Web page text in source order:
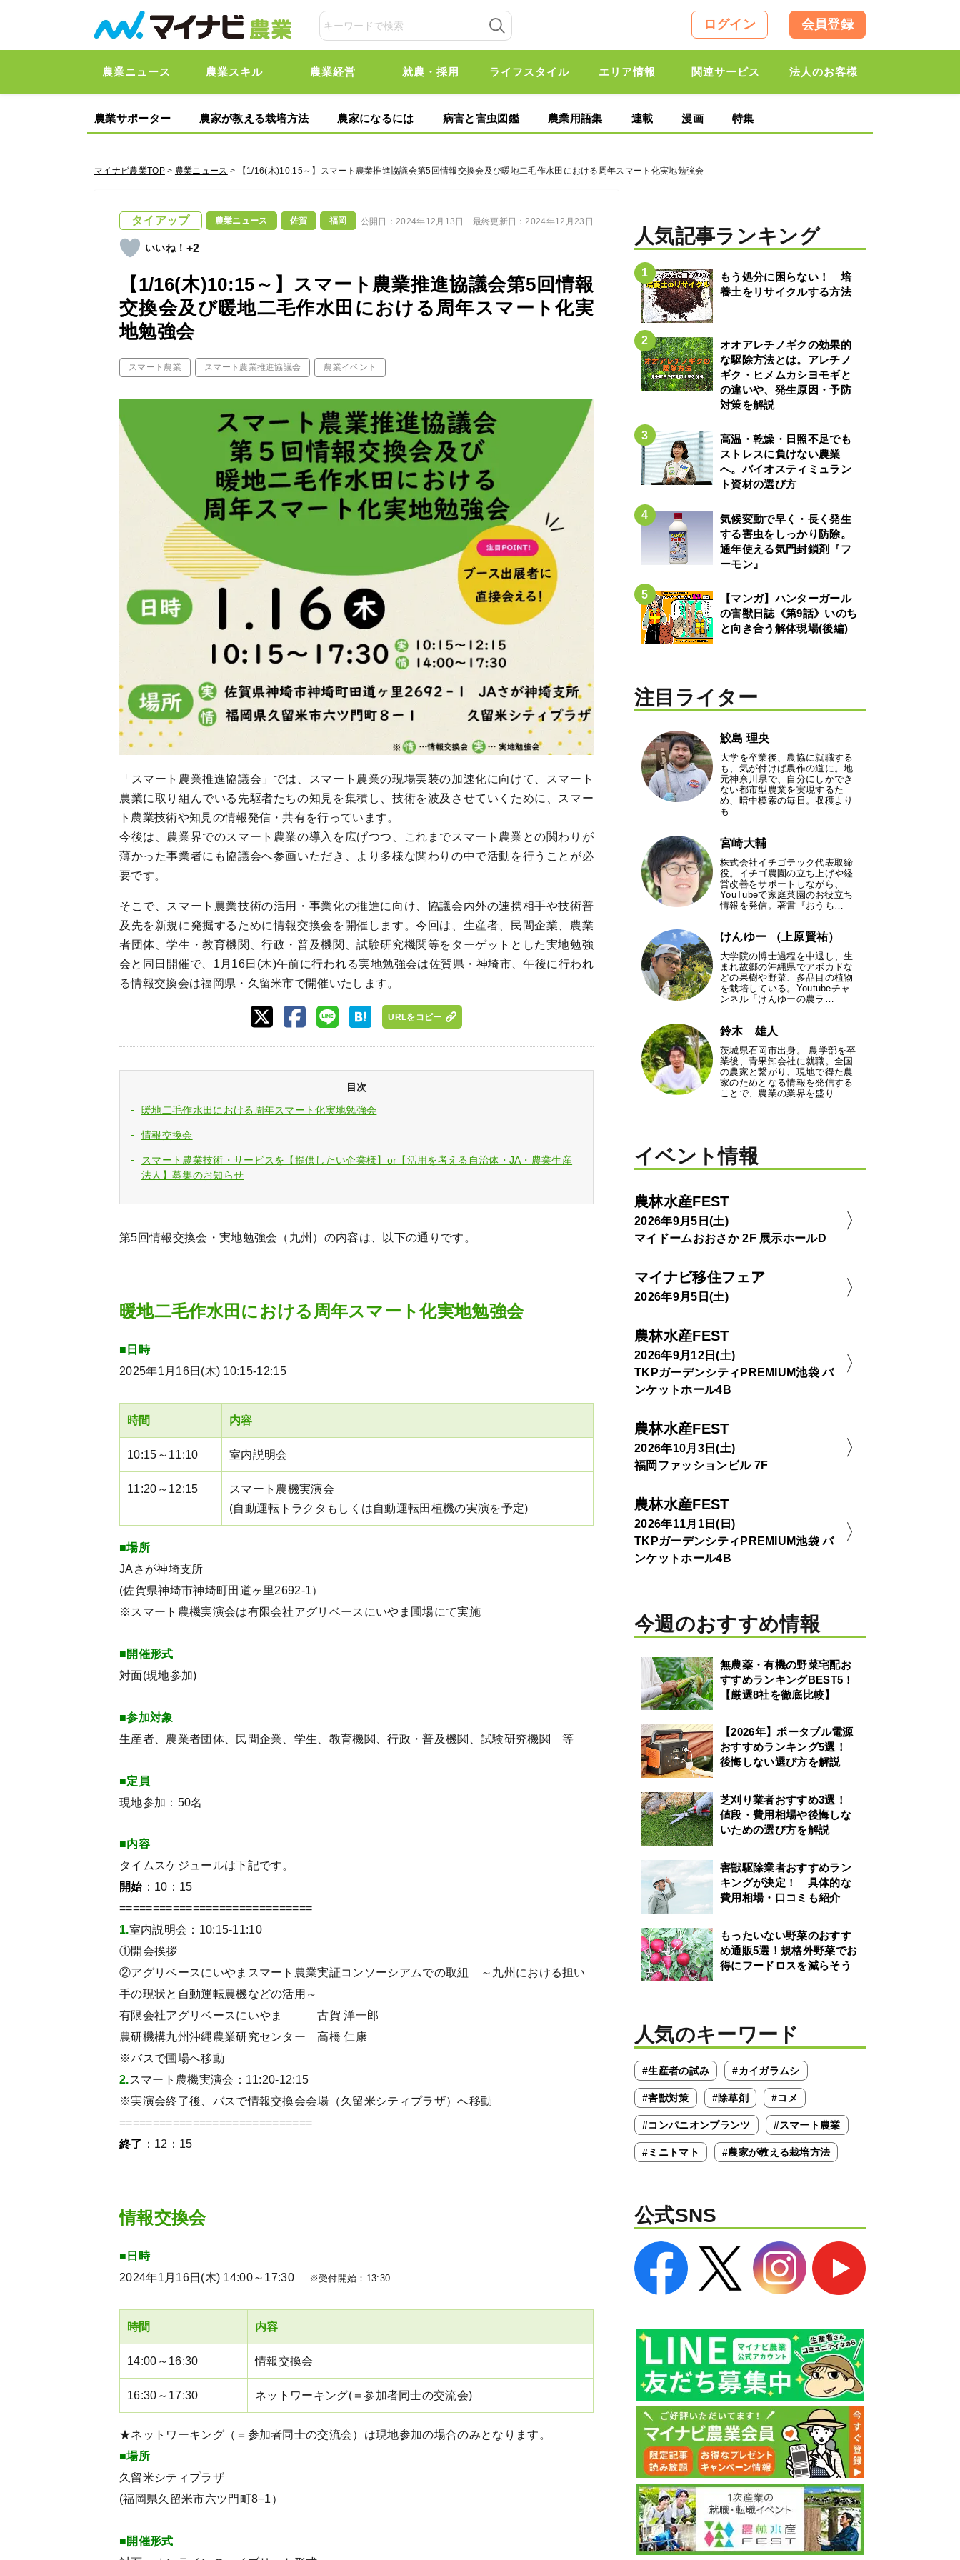
ログイン 会員登録
農業ニュース 農業スキル 農業経営 就農・採用 ライフスタイル エリア情報 関連サービス 法人のお客様
農業サポーター 農家が教える栽培方法 農家になるには 病害と害虫図鑑 農業用語集 連載 漫画 特集
マイナビ農業TOP> 農業ニュース > 【1/16(木)10:15～】スマート農業推進協議会第5回情報交換会及び暖地二毛作水田における周年スマート化実地勉強会
タイアップ 農業ニュース 佐賀 福岡
+2
【1/16(木)10:15～】スマート農業推進協議会第5回情報
交換会及び暖地二毛作水田における周年スマート化実
地勉強会
スマート農業 スマート農業推進協議会 農業イベント
公開日：2024年12月13日 最終更新日：2024年12月23日
「スマート農業推進協議会」では、スマート農業の現場実装の加速化に向けて、スマート
農業に取り組んでいる先駆者たちの知見を集積し、技術を波及させていくために、スマー
ト農業技術や知見の情報発信・共有を行っています。
今後は、農業界でのスマート農業の導入を広げつつ、これまでスマート農業との関わりが
薄かった事業者にも協議会へ参画いただき、より多様な関わりの中で活動を行うことが必
要です。
そこで、スマート農業技術の活用・事業化の推進に向け、協議会内外の連携相手や技術普
及先を新規に発掘するために情報交換会を開催します。今回は、生産者、民間企業、農業
者団体、学生・教育機関、行政・普及機関、試験研究機関等をターゲットとした実地勉強
会と同日開催で、1月16日(木)午前に行われる実地勉強会は佐賀県・神埼市、午後に行われ
る情報交換会は福岡県・久留米市で開催いたします。
URLをコピー
目次
暖地二毛作水田における周年スマート化実地勉強会
情報交換会
スマート農業技術・サービスを【提供したい企業様】or【活用を考える自治体・JA・農業生産
法人】募集のお知らせ
第5回情報交換会・実地勉強会（九州）の内容は、以下の通りです。
暖地二毛作水田における周年スマート化実地勉強会
■日時
2025年1月16日(木) 10:15-12:15
時間 内容
10:15～11:10 室内説明会
11:20～12:15
スマート農機実演会
(自動運転トラクタもしくは自動運転田植機の実演を予定)
■場所
JAさが神埼支所
(佐賀県神埼市神埼町田道ヶ里2692-1）
※スマート農機実演会は有限会社アグリベースにいやま圃場にて実施
■開催形式
対面(現地参加)
■参加対象
生産者、農業者団体、民間企業、学生、教育機関、行政・普及機関、試験研究機関 等
■定員
現地参加：50名
■内容
タイムスケジュールは下記です。
開始：10：15
=============================
1.室内説明会：10:15-11:10
①開会挨拶
②アグリベースにいやまスマート農業実証コンソーシアムでの取組 ～九州における担い
手の現状と自動運転農機などの活用～
有限会社アグリベースにいやま 古賀 洋一郎
農研機構九州沖縄農業研究センター 高橋 仁康
※バスで圃場へ移動
2.スマート農機実演会：11:20-12:15
※実演会終了後、バスで情報交換会会場（久留米シティプラザ）へ移動
=============================
終了 ：12：15
情報交換会
■日時
2024年1月16日(木) 14:00～17:30
※受付開始：13:30
時間 内容
14:00～16:30 情報交換会
16:30～17:30 ネットワーキング(＝参加者同士の交流会)
★ネットワーキング（＝参加者同士の交流会）は現地参加の場合のみとなります。
■場所
久留米シティプラザ
(福岡県久留米市六ツ門町8−1）
■開催形式
人気記事ランキング
もう処分に困らない！ 培
養土をリサイクルする方法
オオアレチノギクの効果的
な駆除方法とは。アレチノ
ギク・ヒメムカシヨモギと
の違いや、発生原因・予防
対策を解説
高温・乾燥・日照不足でも
ストレスに負けない農業
へ。バイオスティミュラン
ト資材の選び方
気候変動で早く・長く発生
する害虫をしっかり防除。
通年使える気門封鎖剤『フ
ーモン』
【マンガ】ハンターガール
の害獣日誌《第9話》いのち
と向き合う解体現場(後編)
注目ライター
鮫島 理央
大学を卒業後、農協に就職する
も、気が付けば農作の道に。地
元神奈川県で、自分にしかでき
ない都市型農業を実現するた
め、暗中模索の毎日。収穫より
も…
宮崎大輔
株式会社イチゴテック代表取締
役。イチゴ農園の立ち上げや経
営改善をサポートしながら、
YouTubeで家庭菜園のお役立ち
情報を発信。著書『おうち…
けんゆー （上原賢祐）
大学院の博士過程を中退し、生
まれ故郷の沖縄県でアボカドな
どの果樹や野菜、多品目の植物
を栽培している。Youtubeチャ
ンネル「けんゆーの農ラ…
鈴木 雄人
茨城県石岡市出身。 農学部を卒
業後、青果卸会社に就職。全国
の農家と繋がり、現地で得た農
家のためとなる情報を発信する
ことで、農業の業界を盛り…
イベント情報
農林水産FEST
2026年9月5日(土)
マイドームおおさか 2F 展示ホールD
マイナビ移住フェア
2026年9月5日(土)
農林水産FEST
2026年9月12日(土)
TKPガーデンシティPREMIUM池袋 バ
ンケットホール4B
農林水産FEST
2026年10月3日(土)
福岡ファッションビル 7F
農林水産FEST
2026年11月1日(日)
TKPガーデンシティPREMIUM池袋 バ
ンケットホール4B
今週のおすすめ情報
無農薬・有機の野菜宅配お
すすめランキングBEST5！
【厳選8社を徹底比較】
【2026年】ポータブル電源
おすすめランキング5選！
後悔しない選び方を解説
芝刈り業者おすすめ3選！
値段・費用相場や後悔しな
いための選び方を解説
害獣駆除業者おすすめラン
キングが決定！ 具体的な
費用相場・口コミも紹介
もったいない野菜のおすす
め通販5選！規格外野菜でお
得にフードロスを減らそう
人気のキーワード
#生産者の試み #カイガラムシ
#害獣対策 #除草剤 #コメ
#コンパニオンプランツ #スマート農業
#ミニトマト #農家が教える栽培方法
公式SNS